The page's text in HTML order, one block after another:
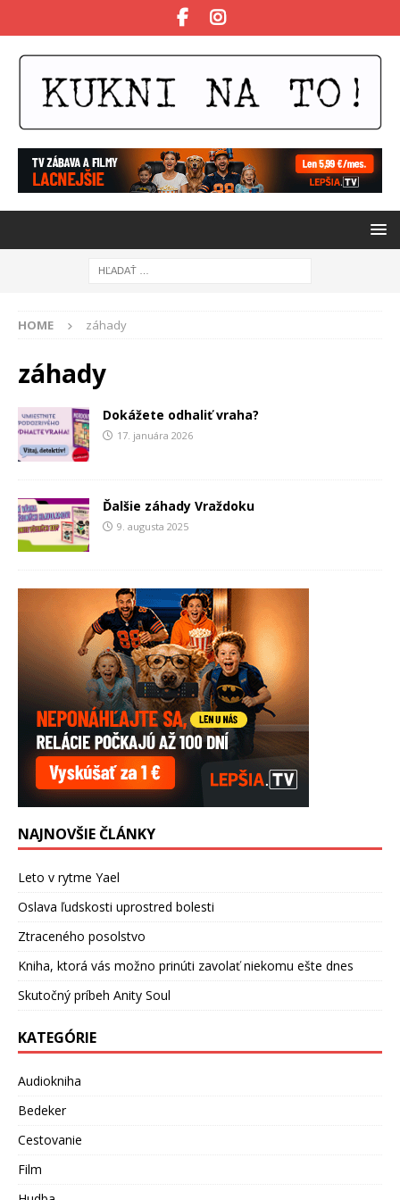
HOME záhady
záhady
Dokážete odhaliť vraha?
17. januára 2026
Ďalšie záhady Vraždoku
9. augusta 2025
NAJNOVŠIE ČLÁNKY
Leto v rytme Yael
Oslava ľudskosti uprostred bolesti
Ztraceného posolstvo
Kniha, ktorá vás možno prinúti zavolať niekomu ešte dnes
Skutočný príbeh Anity Soul
KATEGÓRIE
Audiokniha
Bedeker
Cestovanie
Film